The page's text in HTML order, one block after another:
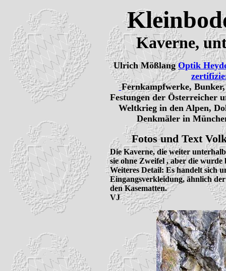
Kaverne,
Ulrich MößlangOptik
Fernkampfwerke,
Festungen der Österreicher
Weltkrieg in den Alpen,
Denkmäler in
Fotos und Text
Die Kaverne, die weiter
sie ohne Zweifel , aber die
Weiteres Detail: Es handelt sich
Eingangsverkleidung, ähnlich
den Kasematten.
VJ